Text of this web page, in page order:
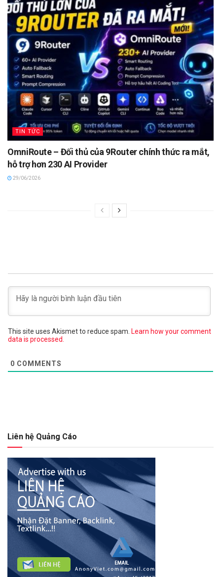
TIN TỨC
OmniRoute – Đối thủ của 9Router chính thức ra mắt,
hỗ trợ hơn 230 AI Provider
29/06/2026
This site uses Akismet to reduce spam. Learn how your comment
data is processed.
0 COMMENTS
Liên hệ Quảng Cáo